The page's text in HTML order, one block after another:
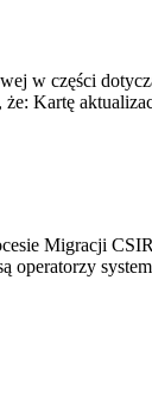
w części
Kartę
Migracji
operatorzy